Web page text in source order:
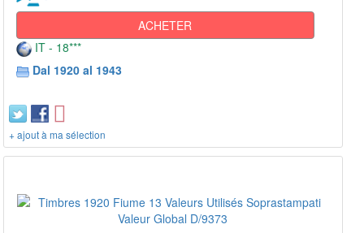
ACHETER
IT - 18***
Dal 1920 al 1943
+ ajout à ma sélection